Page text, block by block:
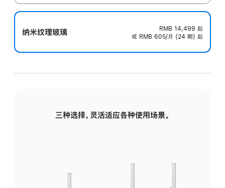
纳米纹理玻璃 RMB 14,499 起
或 RMB 605/月 (24 期) 起
三种选择，灵活适应各种使用场景。